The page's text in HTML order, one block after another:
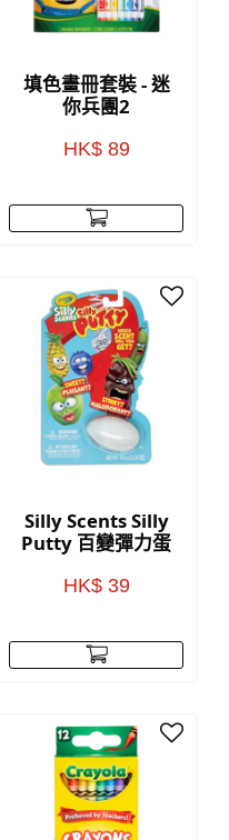
填色畫冊套裝 - 迷
你兵團2
HK$ 89
Silly Scents Silly
Putty 百變彈力蛋
HK$ 39